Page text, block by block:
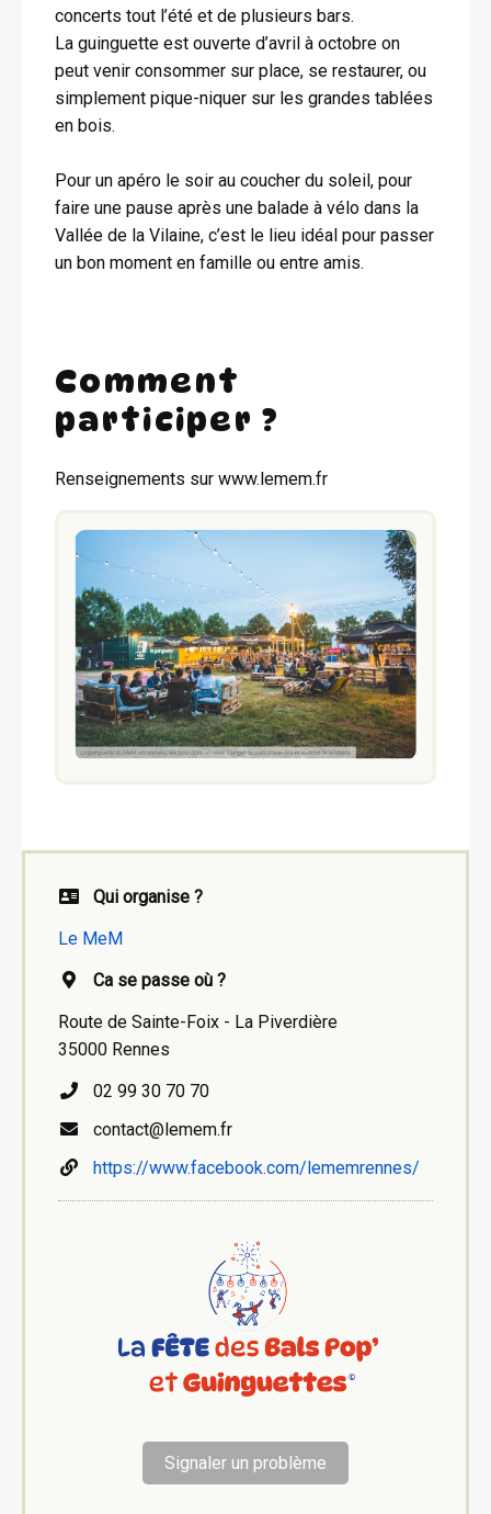
concerts tout l’été et de plusieurs bars.
La guinguette est ouverte d’avril à octobre on
peut venir consommer sur place, se restaurer, ou
simplement pique-niquer sur les grandes tablées
en bois.
Pour un apéro le soir au coucher du soleil, pour
faire une pause après une balade à vélo dans la
Vallée de la Vilaine, c’est le lieu idéal pour passer
un bon moment en famille ou entre amis.
Comment
participer ?
Renseignements sur www.lemem.fr
Qui organise ?
Le MeM
Ca se passe où ?
Route de Sainte-Foix - La Piverdière
35000 Rennes
02 99 30 70 70
contact@lemem.fr
https://www.facebook.com/lememrennes/
Signaler un problème